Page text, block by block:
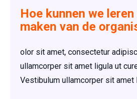
Hoe kunnen we leren
maken van de
olor sit amet, consectetur
ullamcorper sit amet ligula ut
Vestibulum ullamcorper sit amet